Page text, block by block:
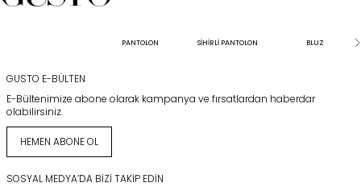
PANTOLON SİHİRLİ PANTOLON BLUZ
GUSTO E-BÜLTEN
E-Bültenimize abone olarak kampanya ve fırsatlardan haberdar
olabilirsiniz.
HEMEN ABONE OL
SOSYAL MEDYA’DA BIZI TAKIP EDIN